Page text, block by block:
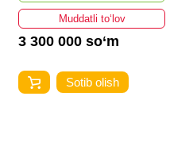
Muddatli to‘lov
3 300 000 so‘m
Sotib olish